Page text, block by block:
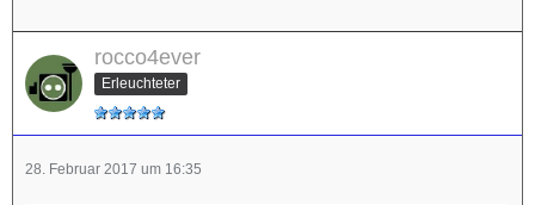
rocco4ever
Erleuchteter
28. Februar 2017 um 16:35